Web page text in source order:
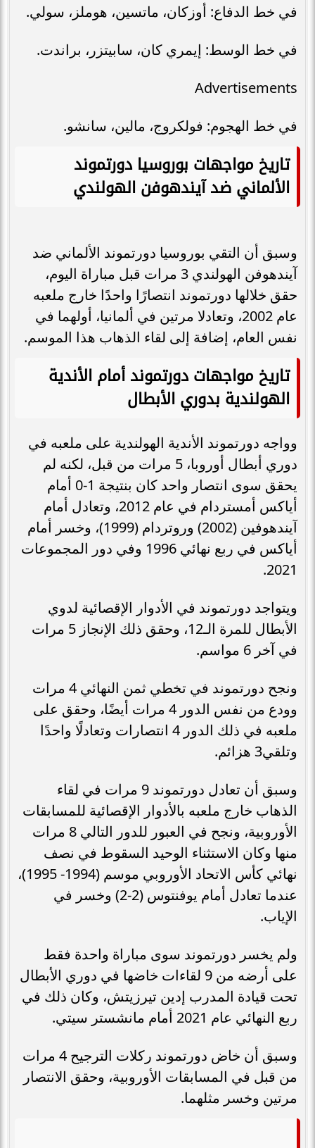
في خط الدفاع: أوزكان، ماتسين، هوملز، سولي.
في خط الوسط: إيمري كان، سابيتزر، براندت.
Advertisements
في خط الهجوم: فولكروج، مالين، سانشو.
تاريخ مواجهات بوروسيا دورتموند
الألماني ضد آيندهوفن الهولندي
وسبق أن التقي بوروسيا دورتموند الألماني ضد
آيندهوفن الهولندي 3 مرات قبل مباراة اليوم،
حقق خلالها دورتموند انتصارًا واحدًا خارج ملعبه
عام 2002، وتعادلا مرتين في ألمانيا، أولهما في
نفس العام، إضافة إلى لقاء الذهاب هذا الموسم.
تاريخ مواجهات دورتموند أمام الأندية
الهولندية بدوري الأبطال
وواجه دورتموند الأندية الهولندية على ملعبه في
دوري أبطال أوروبا، 5 مرات من قبل، لكنه لم
يحقق سوى انتصار واحد كان بنتيجة 1-0 أمام
أياكس أمستردام في عام 2012، وتعادل أمام
آيندهوفين (2002) وروتردام (1999)، وخسر أمام
أياكس في ربع نهائي 1996 وفي دور المجموعات
2021.
ويتواجد دورتموند في الأدوار الإقصائية لدوي
الأبطال للمرة الـ12، وحقق ذلك الإنجاز 5 مرات
في آخر 6 مواسم.
ونجح دورتموند في تخطي ثمن النهائي 4 مرات
وودع من نفس الدور 4 مرات أيضًا، وحقق على
ملعبه في ذلك الدور 4 انتصارات وتعادلًا واحدًا
وتلقي3 هزائم.
وسبق أن تعادل دورتموند 9 مرات في لقاء
الذهاب خارج ملعبه بالأدوار الإقصائية للمسابقات
الأوروبية، ونجح في العبور للدور التالي 8 مرات
منها وكان الاستثناء الوحيد السقوط في نصف
نهائي كأس الاتحاد الأوروبي موسم (1994- 1995)،
عندما تعادل أمام يوفنتوس (2-2) وخسر في
الإياب.
ولم يخسر دورتموند سوى مباراة واحدة فقط
على أرضه من 9 لقاءات خاضها في دوري الأبطال
تحت قيادة المدرب إدين تيرزيتش، وكان ذلك في
ربع النهائي عام 2021 أمام مانشستر سيتي.
وسبق أن خاض دورتموند ركلات الترجيح 4 مرات
من قبل في المسابقات الأوروبية، وحقق الانتصار
مرتين وخسر مثلهما.